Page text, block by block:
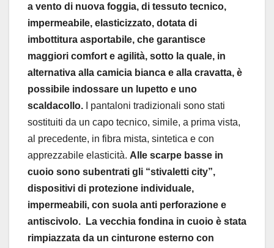
a vento di nuova foggia, di tessuto tecnico,
impermeabile, elasticizzato, dotata di
imbottitura asportabile, che garantisce
maggiori comfort e agilità, sotto la quale, in
alternativa alla camicia bianca e alla cravatta, è
possibile indossare un lupetto e uno
scaldacollo. I pantaloni tradizionali sono stati
sostituiti da un capo tecnico, simile, a prima vista,
al precedente, in fibra mista, sintetica e con
apprezzabile elasticità. Alle scarpe basse in
cuoio sono subentrati gli “stivaletti city”,
dispositivi di protezione individuale,
impermeabili, con suola anti perforazione e
antiscivolo. La vecchia fondina in cuoio è stata
rimpiazzata da un cinturone esterno con